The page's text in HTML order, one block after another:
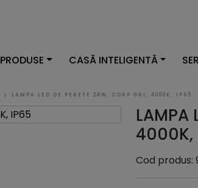
PRODUSE CASĂ INTELIGENTĂ
LAMPA LED DE PERETE 24W, CORP GRI, 4000K, IP65
LAMPA
4000K,
Cod produs: